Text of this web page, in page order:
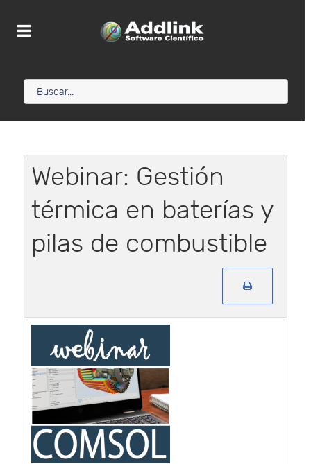
Webinar: Gestión
térmica en baterías y
pilas de combustible